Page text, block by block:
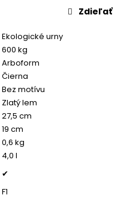
Ekologické urny
600 kg
Arboform
Čierna
Bez motívu
Zlatý lem
27,5 cm
19 cm
0,6 kg
4,0 l
✔
F1
Zdieľať